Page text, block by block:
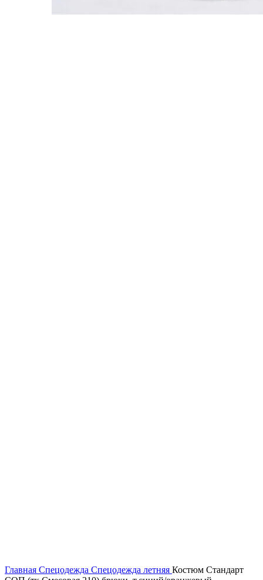
Главная Спецодежда Спецодежда летняя Костюм Стандарт